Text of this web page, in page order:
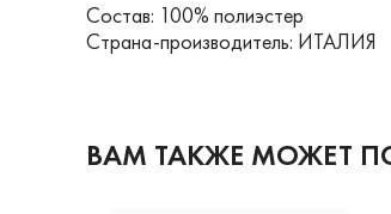
Состав: 100% полиэстер
Страна-производитель: ИТАЛИЯ
ВАМ ТАКЖЕ МОЖЕТ